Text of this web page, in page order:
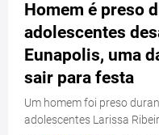
Homem é preso
adolescentes
Eunapolis, uma
sair para festa
Um homem foi preso
adolescentes Larissa